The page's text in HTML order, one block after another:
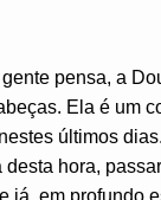
pensa, a
Ela é um
últimos
hora,
já, em profundo